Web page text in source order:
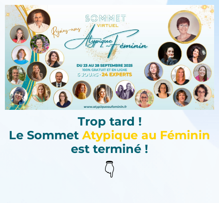
Trop tard !
Le Sommet Atypique au Féminin
est terminé !
👇